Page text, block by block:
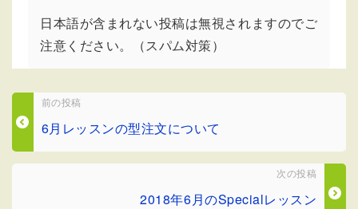
日本語が含まれない投稿は無視されますのでご
注意ください。（スパム対策）
前の投稿
6月レッスンの型注文について
次の投稿
2018年6月のSpecialレッスン